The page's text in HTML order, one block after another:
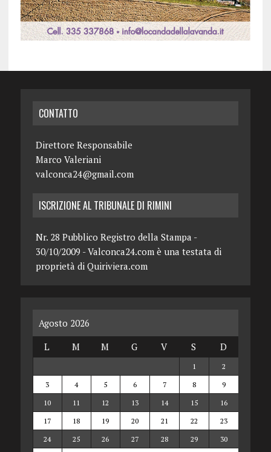
CONTATTO
Direttore Responsabile
Marco Valeriani
valconca24@gmail.com
ISCRIZIONE AL TRIBUNALE DI RIMINI
Nr. 28 Pubblico Registro della Stampa -
30/10/2009 - Valconca24.com è una testata di
proprietà di Quiriviera.com
Agosto 2026
L
M M G V S D
1
2
3
4 5 6 7 8
9
10
11 12 13 14 15
16
17
18 19 20 21 22
23
24
25 26 27 28 29 30